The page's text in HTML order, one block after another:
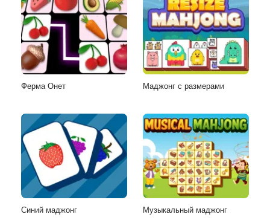
Ферма Онет Маджонг с размерами
Синий маджонг Музыкальный маджонг